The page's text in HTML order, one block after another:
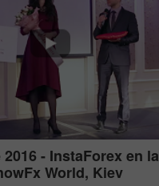
- InstaForex en la
World, Kiev